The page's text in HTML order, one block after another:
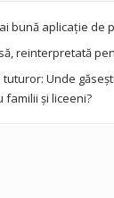
bună aplicație de
reinterpretată
Unde
și liceeni?